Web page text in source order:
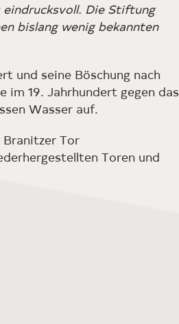
Die Stiftung
bislang wenig bekannten
und seine Böschung nach
im 19. Jahrhundert gegen das
Wasser auf.
Branitzer Tor
Toren und